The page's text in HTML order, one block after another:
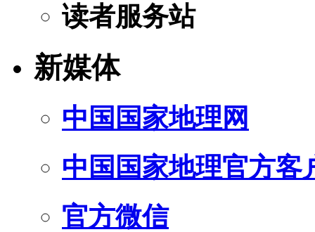
读者服务站
新媒体
中国国家地理网
中国国家地理官方客
官方微信